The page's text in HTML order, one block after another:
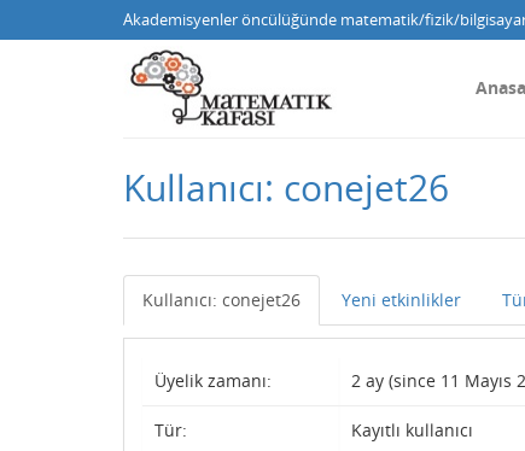
Akademisyenler öncülüğünde matematik/fizik/
Kullanıcı: conejet26
Kullanıcı: conejet26 Yeni etkinlikler
Üyelik zamanı: 2 ay (since 11 Mayıs
Tür: Kayıtlı kullanıcı